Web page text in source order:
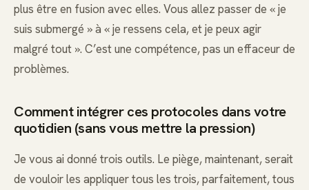
plus être en fusion avec elles. Vous allez passer de « je
suis submergé » à « je ressens cela, et je peux agir
malgré tout ». C’est une compétence, pas un effaceur de
problèmes.
Comment intégrer ces protocoles dans votre
quotidien (sans vous mettre la pression)
Je vous ai donné trois outils. Le piège, maintenant, serait
de vouloir les appliquer tous les trois, parfaitement, tous